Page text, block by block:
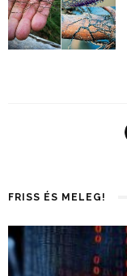
FRISS ÉS MELEG!